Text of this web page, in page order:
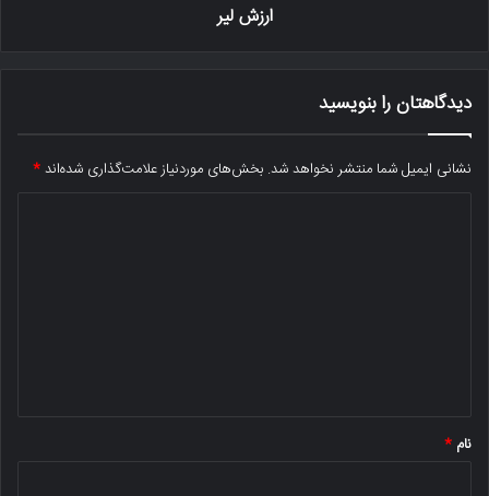
ارزش لیر
دیدگاهتان را بنویسید
نشانی ایمیل شما منتشر نخواهد شد. بخش‌های موردنیاز علامت‌گذاری شده‌اند*
نام *